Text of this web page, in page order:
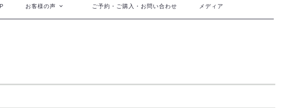
お客様の声 ご予約・ご購入・お問い合わせ メディア